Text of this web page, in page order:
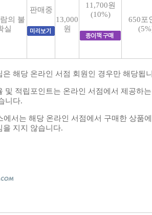
의 불
실
판매중
13,000
원
11,700원
(10%)
650포
은 해당 온라인 서점 회원인 경우만 해당됩
및 적립포인트는 온라인 서점에서 제공하
니다.
에서는 해당 온라인 서점에서 구매한 상품
을 지지 않습니다.